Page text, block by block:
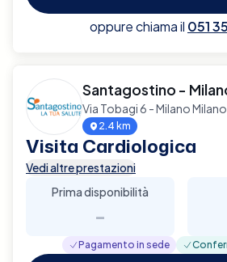
oppure chiama il 051
Santagostino -
Via Tobagi 6 - Milano Milano
2.4 km
Visita Cardiologica
Vedi altre prestazioni
Prima disponibilità
-
Pagamento in sede